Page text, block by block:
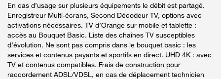
En cas d’usage sur plusieurs équipements le débit est partagé.
Enregistreur Multi-écrans, Second Décodeur TV, options avec
activations nécessaires. TV d’Orange sur mobile et tablette :
accès au Bouquet Basic. Liste des chaînes TV susceptibles
d’évolution. Ne sont pas compris dans le bouquet basic : les
services et contenus payants et sportifs en direct. UHD 4K : avec
TV et contenus compatibles. Frais de construction pour
raccordement ADSL/VDSL, en cas de déplacement technicien